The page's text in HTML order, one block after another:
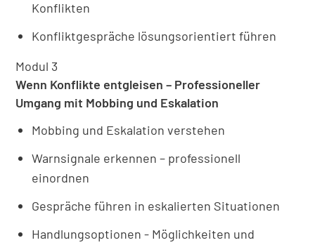
Konflikten
Konfliktgespräche lösungsorientiert führen
Modul 3
Wenn Konflikte entgleisen – Professioneller
Umgang mit Mobbing und Eskalation
Mobbing und Eskalation verstehen
Warnsignale erkennen – professionell
einordnen
Gespräche führen in eskalierten Situationen
Handlungsoptionen - Möglichkeiten und